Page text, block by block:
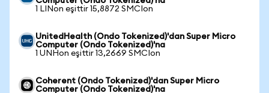
1 LINon eşittir 15,8872 SMCIon
UnitedHealth (Ondo Tokenized)'dan Super Micro
Computer (Ondo Tokenized)'na
1 UNHon eşittir 13,2669 SMCIon
Coherent (Ondo Tokenized)'dan Super Micro
Computer (Ondo Tokenized)'na